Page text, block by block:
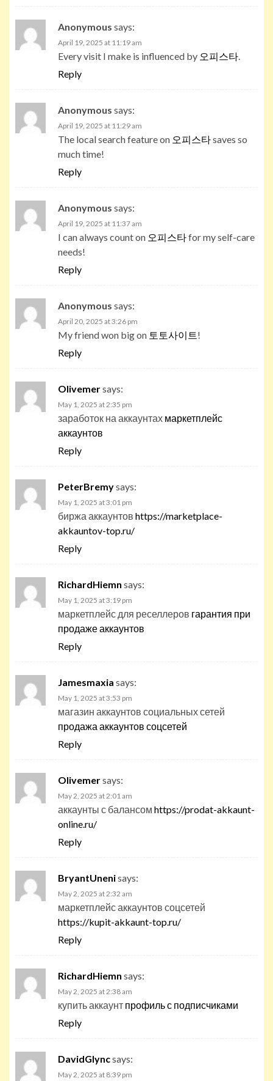
Anonymous says:
April 19, 2025 at 11:19 am
Every visit I make is influenced by 오피스타
Reply
Anonymous says:
April 19, 2025 at 11:29 am
The local search feature on 오피스타saves so
much time!
Reply
Anonymous says:
April 19, 2025 at 11:37 am
I can always count on 오피스타for my self-care
needs!
Reply
Anonymous says:
April 20, 2025 at 3:26 pm
My friend won big on 토토사이트!
Reply
Olivemersays:
May 1, 2025 at 2:35 pm
заработок на аккаунтах маркетплейс
аккаунтов
Reply
PeterBremysays:
May 1, 2025 at 3:01 pm
биржа аккаунтов https://marketplace-
akkauntov-top.ru/
Reply
RichardHiemn says:
May 1, 2025 at 3:19 pm
маркетплейс для реселлеров гарантия при
продаже аккаунтов
Reply
Jamesmaxia says:
May 1, 2025 at 3:53 pm
магазин аккаунтов социальных сетей
продажа аккаунтов соцсетей
Reply
Olivemersays:
May 2, 2025 at 2:01 am
аккаунты с балансом https://prodat-akkaunt-
online.ru/
Reply
BryantUnenisays:
May 2, 2025 at 2:32 am
маркетплейс аккаунтов соцсетей
https://kupit-akkaunt-top.ru/
Reply
RichardHiemn says:
May 2, 2025 at 2:38 am
купить аккаунт профиль с подписчиками
Reply
DavidGlyncsays:
May 2, 2025 at 8:39 pm